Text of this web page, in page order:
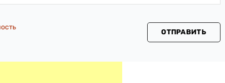
ОТПРАВИТЬ